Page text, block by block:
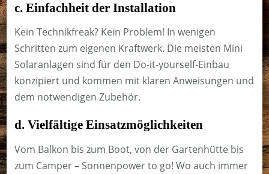
c. Einfachheit der Installation
Kein Technikfreak? Kein Problem! In wenigen
Schritten zum eigenen Kraftwerk. Die meisten Mini
Solaranlagen sind für den Do-it-yourself-Einbau
konzipiert und kommen mit klaren Anweisungen und
dem notwendigen Zubehör.
d. Vielfältige Einsatzmöglichkeiten
Vom Balkon bis zum Boot, von der Gartenhütte bis
zum Camper – Sonnenpower to go! Wo auch immer